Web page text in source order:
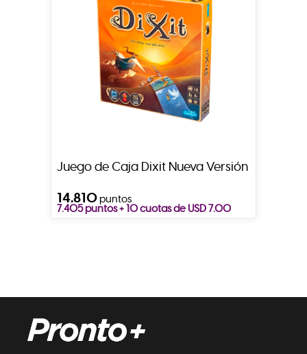
Juego de Caja Dixit Nueva Versión
14.810puntos
7.405 puntos + 10 cuotas de USD 7.00